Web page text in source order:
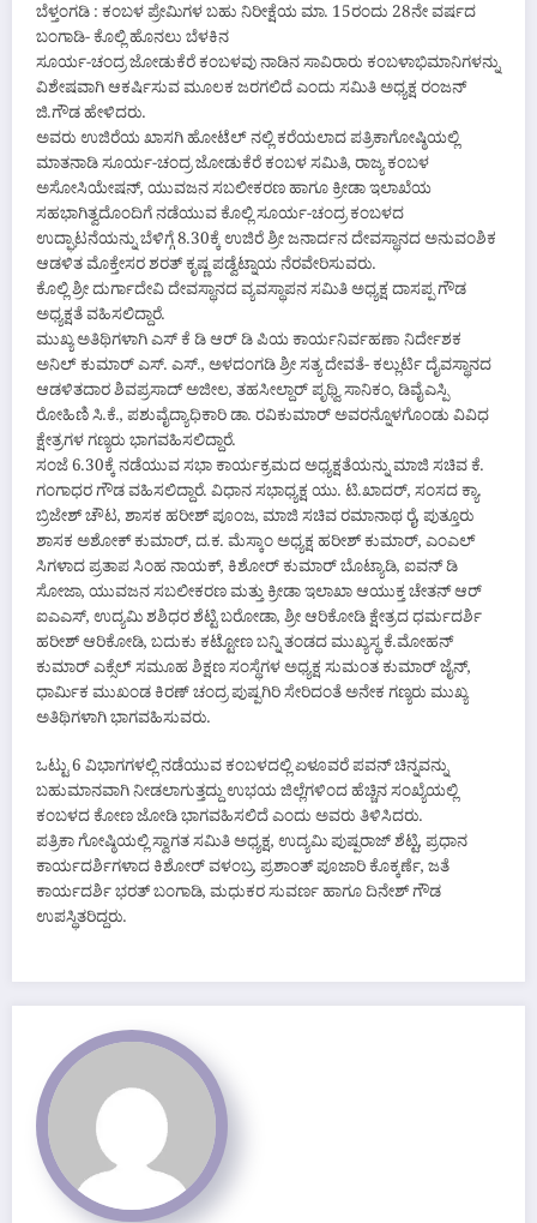
ಬೆಳ್ತಂಗಡಿ : ಕಂಬಳ ಪ್ರೇಮಿಗಳ ಬಹು‌ ನಿರೀಕ್ಷೆಯ ಮಾ. 15ರಂದು 28ನೇ ವರ್ಷದ
ಬಂಗಾಡಿ- ಕೊಲ್ಲಿ ಹೊನಲು ಬೆಳಕಿನ
ಸೂರ್ಯ-ಚಂದ್ರ ಜೋಡುಕೆರೆ ಕಂಬಳವು ನಾಡಿನ ಸಾವಿರಾರು ಕಂಬಳಾಭಿಮಾನಿಗಳನ್ನು
ವಿಶೇಷವಾಗಿ ಆಕರ್ಷಿಸುವ ಮೂಲಕ ಜರಗಲಿದೆ ಎಂದು ಸಮಿತಿ ಅಧ್ಯಕ್ಷ ರಂಜನ್
ಜಿ.ಗೌಡ ಹೇಳಿದರು.
ಅವರು ಉಜಿರೆಯ ಖಾಸಗಿ ಹೋಟೆಲ್ ನಲ್ಲಿ ಕರೆಯಲಾದ ಪತ್ರಿಕಾಗೋಷ್ಠಿಯಲ್ಲಿ
ಮಾತನಾಡಿ ಸೂರ್ಯ-ಚಂದ್ರ ಜೋಡುಕೆರೆ ಕಂಬಳ ಸಮಿತಿ, ರಾಜ್ಯ ಕಂಬಳ
ಅಸೋಸಿಯೇಷನ್, ಯುವಜನ ಸಬಲೀಕರಣ ಹಾಗೂ ಕ್ರೀಡಾ ಇಲಾಖೆಯ
ಸಹಭಾಗಿತ್ವದೊಂದಿಗೆ ನಡೆಯುವ ಕೊಲ್ಲಿ ಸೂರ್ಯ-ಚಂದ್ರ ಕಂಬಳದ
ಉದ್ಘಾಟನೆಯನ್ನು ಬೆಳಿಗ್ಗೆ 8.30ಕ್ಕೆ ಉಜಿರೆ ಶ್ರೀ ಜನಾರ್ದನ ದೇವಸ್ಥಾನದ ಅನುವಂಶಿಕ
ಆಡಳಿತ ಮೊಕ್ತೇಸರ ಶರತ್ ಕೃಷ್ಣ ಪಡ್ವೆಟ್ನಾಯ ನೆರವೇರಿಸುವರು.
ಕೊಲ್ಲಿ ಶ್ರೀ ದುರ್ಗಾದೇವಿ ದೇವಸ್ಥಾನದ ವ್ಯವಸ್ಥಾಪನ ಸಮಿತಿ ಅಧ್ಯಕ್ಷ ದಾಸಪ್ಪ ಗೌಡ
ಅಧ್ಯಕ್ಷತೆ ವಹಿಸಲಿದ್ದಾರೆ.
ಮುಖ್ಯ ಅತಿಥಿಗಳಾಗಿ ಎಸ್ ಕೆ ಡಿ ಆರ್ ಡಿ ಪಿಯ ಕಾರ್ಯನಿರ್ವಹಣಾ ನಿರ್ದೇಶಕ
ಅನಿಲ್ ಕುಮಾರ್ ಎಸ್. ಎಸ್., ಅಳದಂಗಡಿ ಶ್ರೀ ಸತ್ಯ ದೇವತೆ- ಕಲ್ಲುರ್ಟಿ ದೈವಸ್ಥಾನದ
ಆಡಳಿತದಾರ ಶಿವಪ್ರಸಾದ್ ಅಜೀಲ, ತಹಸೀಲ್ದಾರ್ ಪೃಥ್ವಿ ಸಾನಿಕಂ, ಡಿವೈಎಸ್ಪಿ
ರೋಹಿಣಿ ಸಿ.ಕೆ., ಪಶುವೈದ್ಯಾಧಿಕಾರಿ ಡಾ. ರವಿಕುಮಾರ್ ಅವರನ್ನೊಳಗೊಂಡು ವಿವಿಧ
ಕ್ಷೇತ್ರಗಳ ಗಣ್ಯರು ಭಾಗವಹಿಸಲಿದ್ದಾರೆ.
ಸಂಜೆ 6.30ಕ್ಕೆ ನಡೆಯುವ ಸಭಾ ಕಾರ್ಯಕ್ರಮದ ಅಧ್ಯಕ್ಷತೆಯನ್ನು ಮಾಜಿ ಸಚಿವ ಕೆ.
ಗಂಗಾಧರ ಗೌಡ ವಹಿಸಲಿದ್ದಾರೆ. ವಿಧಾನ ಸಭಾಧ್ಯಕ್ಷ ಯು‌. ಟಿ.ಖಾದರ್, ಸಂಸದ ಕ್ಯಾ.
ಬ್ರಿಜೇಶ್ ಚೌಟ, ಶಾಸಕ ಹರೀಶ್ ಪೂಂಜ, ಮಾಜಿ ಸಚಿವ ರಮಾನಾಥ ರೈ, ಪುತ್ತೂರು
ಶಾಸಕ ಅಶೋಕ್ ಕುಮಾರ್, ದ.ಕ. ಮೆಸ್ಕಾಂ ಅಧ್ಯಕ್ಷ ಹರೀಶ್ ಕುಮಾರ್, ಎಂಎಲ್‌
ಸಿಗಳಾದ ಪ್ರತಾಪ ಸಿಂಹ ನಾಯಕ್, ಕಿಶೋರ್ ಕುಮಾರ್ ಬೊಟ್ಯಾಡಿ, ಐವನ್ ಡಿ
ಸೋಜಾ, ಯುವಜನ‌ ಸಬಲೀಕರಣ ಮತ್ತು ಕ್ರೀಡಾ ಇಲಾಖಾ ಆಯುಕ್ತ ಚೇತನ್ ಆರ್
ಐಎಎಸ್, ಉದ್ಯಮಿ ಶಶಿಧರ ಶೆಟ್ಟಿ ಬರೋಡಾ, ಶ್ರೀ ಆರಿಕೋಡಿ ಕ್ಷೇತ್ರದ ಧರ್ಮದರ್ಶಿ
ಹರೀಶ್ ಆರಿಕೋಡಿ, ಬದುಕು ಕಟ್ಟೋಣ ಬನ್ನಿ ತಂಡದ ಮುಖ್ಯಸ್ಥ ಕೆ.ಮೋಹನ್
ಕುಮಾರ್ ಎಕ್ಸೆಲ್ ಸಮೂಹ ಶಿಕ್ಷಣ ಸಂಸ್ಥೆಗಳ ಅಧ್ಯಕ್ಷ ಸುಮಂತ ಕುಮಾರ್ ಜೈನ್,
ಧಾರ್ಮಿಕ ಮುಖಂಡ ಕಿರಣ್ ಚಂದ್ರ ಪುಷ್ಪಗಿರಿ ಸೇರಿದಂತೆ ಅನೇಕ ಗಣ್ಯರು ಮುಖ್ಯ
ಅತಿಥಿಗಳಾಗಿ ಭಾಗವಹಿಸುವರು.
ಒಟ್ಟು 6 ವಿಭಾಗಗಳಲ್ಲಿ ನಡೆಯುವ ಕಂಬಳದಲ್ಲಿ ಏಳೂವರೆ ಪವನ್ ಚಿನ್ನವನ್ನು
ಬಹುಮಾನವಾಗಿ ನೀಡಲಾಗುತ್ತದ್ದು ಉಭಯ ಜಿಲ್ಲೆಗಳಿಂದ ಹೆಚ್ಚಿನ ಸಂಖ್ಯೆಯಲ್ಲಿ
ಕಂಬಳದ ಕೋಣ ಜೋಡಿ ಭಾಗವಹಿಸಲಿದೆ ಎಂದು ಅವರು ತಿಳಿಸಿದರು.
ಪತ್ರಿಕಾ ಗೋಷ್ಠಿಯಲ್ಲಿ ಸ್ವಾಗತ ಸಮಿತಿ ಅಧ್ಯಕ್ಷ, ಉದ್ಯಮಿ ಪುಷ್ಪರಾಜ್ ಶೆಟ್ಟಿ, ಪ್ರಧಾನ
ಕಾರ್ಯದರ್ಶಿಗಳಾದ ಕಿಶೋರ್ ವಳಂಬ್ರ, ಪ್ರಶಾಂತ್ ಪೂಜಾರಿ ಕೊಕ್ಕರ್ಣೆ, ಜತೆ
ಕಾರ್ಯದರ್ಶಿ ಭರತ್ ಬಂಗಾಡಿ, ಮಧುಕರ ಸುವರ್ಣ ಹಾಗೂ ದಿನೇಶ್ ಗೌಡ
ಉಪಸ್ಥಿತರಿದ್ದರು.